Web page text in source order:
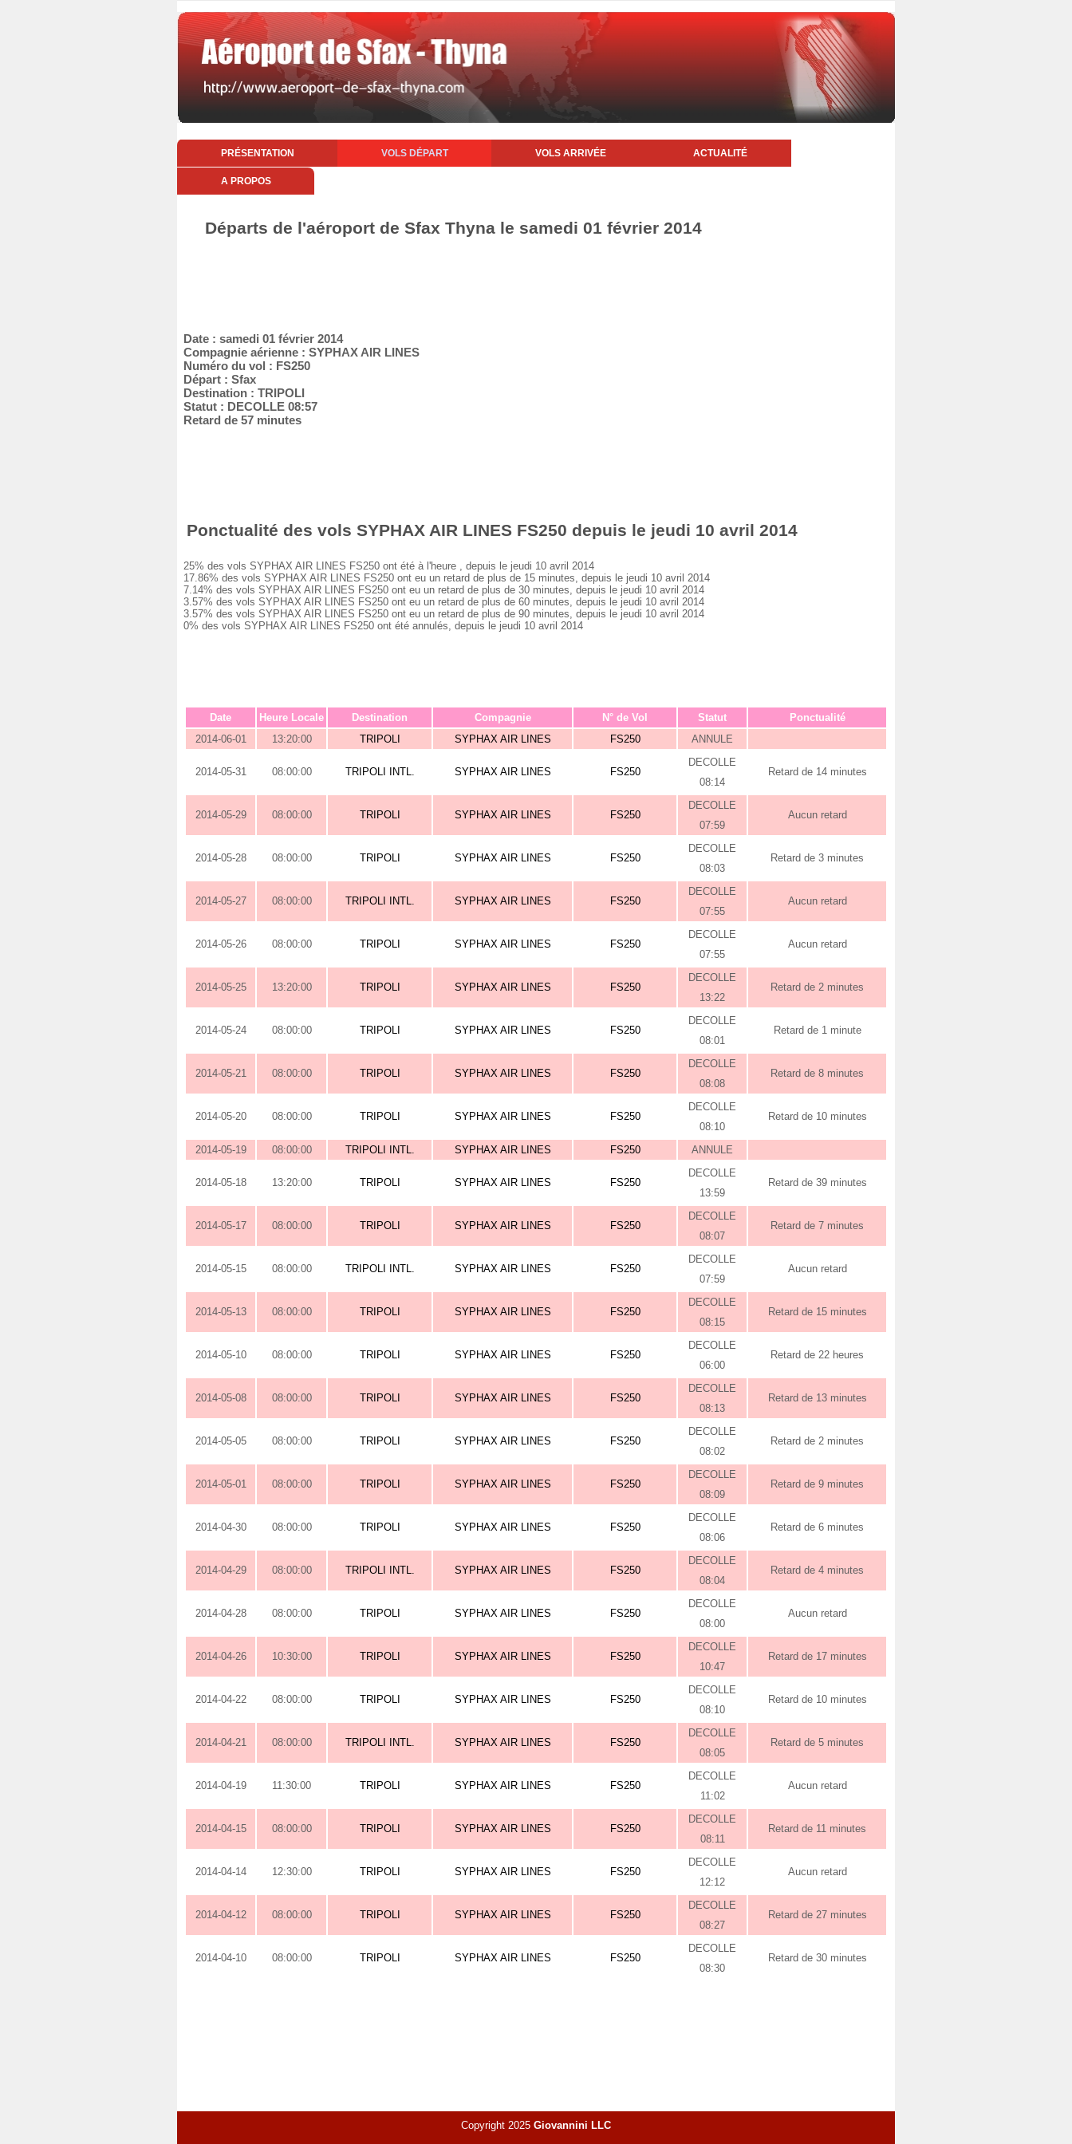
PRÉSENTATION VOLS DÉPART VOLS ARRIVÉE ACTUALITÉ
A PROPOS
Départs de l'aéroport de Sfax Thyna le samedi 01 février 2014
Date : samedi 01 février 2014
Compagnie aérienne : SYPHAX AIR LINES
Numéro du vol : FS250
Départ : Sfax
Destination : TRIPOLI
Statut : DECOLLE 08:57
Retard de 57 minutes
Ponctualité des vols SYPHAX AIR LINES FS250 depuis le jeudi 10 avril 2014
25% des vols SYPHAX AIR LINES FS250 ont été à l'heure , depuis le jeudi 10 avril 2014
17.86% des vols SYPHAX AIR LINES FS250 ont eu un retard de plus de 15 minutes, depuis le jeudi 10 avril 2014
7.14% des vols SYPHAX AIR LINES FS250 ont eu un retard de plus de 30 minutes, depuis le jeudi 10 avril 2014
3.57% des vols SYPHAX AIR LINES FS250 ont eu un retard de plus de 60 minutes, depuis le jeudi 10 avril 2014
3.57% des vols SYPHAX AIR LINES FS250 ont eu un retard de plus de 90 minutes, depuis le jeudi 10 avril 2014
0% des vols SYPHAX AIR LINES FS250 ont été annulés, depuis le jeudi 10 avril 2014
Date Heure Locale Destination Compagnie N° de Vol Statut
Ponctualité
2014-06-01
13:20:00 TRIPOLI SYPHAX AIR LINES FS250 ANNULE
2014-05-31 08:00:00 TRIPOLI INTL. SYPHAX AIR LINES FS250
DECOLLE
08:14
Retard de 14 minutes
2014-05-29 08:00:00 TRIPOLI SYPHAX AIR LINES FS250
DECOLLE
07:59
Aucun retard
2014-05-28 08:00:00 TRIPOLI SYPHAX AIR LINES FS250
DECOLLE
08:03
Retard de 3 minutes
2014-05-27 08:00:00 TRIPOLI INTL. SYPHAX AIR LINES FS250
DECOLLE
07:55
Aucun retard
2014-05-26 08:00:00 TRIPOLI SYPHAX AIR LINES FS250
DECOLLE
07:55
Aucun retard
2014-05-25 13:20:00 TRIPOLI SYPHAX AIR LINES FS250
DECOLLE
13:22
Retard de 2 minutes
2014-05-24 08:00:00 TRIPOLI SYPHAX AIR LINES FS250
DECOLLE
08:01
Retard de 1 minute
2014-05-21 08:00:00 TRIPOLI SYPHAX AIR LINES FS250
DECOLLE
08:08
Retard de 8 minutes
2014-05-20 08:00:00 TRIPOLI SYPHAX AIR LINES FS250
DECOLLE
08:10
Retard de 10 minutes
2014-05-19 08:00:00 TRIPOLI INTL. SYPHAX AIR LINES FS250 ANNULE
2014-05-18 13:20:00 TRIPOLI SYPHAX AIR LINES FS250
DECOLLE
13:59
Retard de 39 minutes
2014-05-17 08:00:00 TRIPOLI SYPHAX AIR LINES FS250
DECOLLE
08:07
Retard de 7 minutes
2014-05-15 08:00:00 TRIPOLI INTL. SYPHAX AIR LINES FS250
DECOLLE
07:59
Aucun retard
2014-05-13 08:00:00 TRIPOLI SYPHAX AIR LINES FS250
DECOLLE
08:15
Retard de 15 minutes
2014-05-10 08:00:00 TRIPOLI SYPHAX AIR LINES FS250
DECOLLE
06:00
Retard de 22 heures
2014-05-08 08:00:00 TRIPOLI SYPHAX AIR LINES FS250
DECOLLE
08:13
Retard de 13 minutes
2014-05-05 08:00:00 TRIPOLI SYPHAX AIR LINES FS250
DECOLLE
08:02
Retard de 2 minutes
2014-05-01 08:00:00 TRIPOLI SYPHAX AIR LINES FS250
DECOLLE
08:09
Retard de 9 minutes
2014-04-30 08:00:00 TRIPOLI SYPHAX AIR LINES FS250
DECOLLE
08:06
Retard de 6 minutes
2014-04-29 08:00:00 TRIPOLI INTL. SYPHAX AIR LINES FS250
DECOLLE
08:04
Retard de 4 minutes
2014-04-28 08:00:00 TRIPOLI SYPHAX AIR LINES FS250
DECOLLE
08:00
Aucun retard
2014-04-26 10:30:00 TRIPOLI SYPHAX AIR LINES FS250
DECOLLE
10:47
Retard de 17 minutes
2014-04-22 08:00:00 TRIPOLI SYPHAX AIR LINES FS250
DECOLLE
08:10
Retard de 10 minutes
2014-04-21 08:00:00 TRIPOLI INTL. SYPHAX AIR LINES FS250
DECOLLE
08:05
Retard de 5 minutes
2014-04-19 11:30:00 TRIPOLI SYPHAX AIR LINES FS250
DECOLLE
11:02
Aucun retard
2014-04-15 08:00:00 TRIPOLI SYPHAX AIR LINES FS250
DECOLLE
08:11
Retard de 11 minutes
2014-04-14 12:30:00 TRIPOLI SYPHAX AIR LINES FS250
DECOLLE
12:12
Aucun retard
2014-04-12 08:00:00 TRIPOLI SYPHAX AIR LINES FS250
DECOLLE
08:27
Retard de 27 minutes
2014-04-10 08:00:00 TRIPOLI SYPHAX AIR LINES FS250
DECOLLE
08:30
Retard de 30 minutes
Copyright 2025 Giovannini LLC